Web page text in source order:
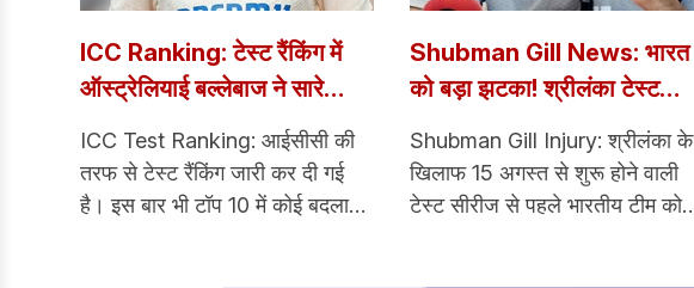
ICC Ranking: टेस्ट रैंकिंग में
ऑस्ट्रेलियाई बल्लेबाज ने सारे
दिग्गजों को पछाड़ा, कितने नंबर पर
हैं शुभमन गिल
ICC Test Ranking: आईसीसी की
तरफ से टेस्ट रैंकिंग जारी कर दी गई
है। इस बार भी टॉप 10 में कोई बदलाव
Shubman Gill News: भारत
को बड़ा झटका! श्रीलंका टेस्ट
सीरीज से पहले शुभमन गिल चोटिल,
वॉर्म-अप मैच से बाहर
Shubman Gill Injury: श्रीलंका के
खिलाफ 15 अगस्त से शुरू होने वाली
टेस्ट सीरीज से पहले भारतीय टीम को